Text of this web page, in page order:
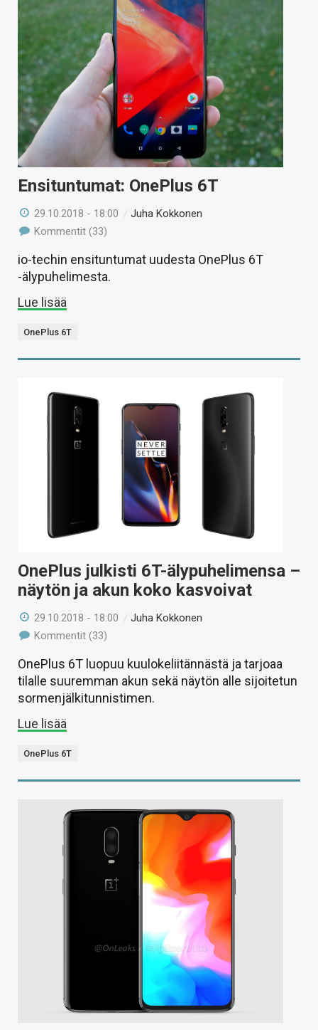
Ensituntumat: OnePlus 6T
29.10.2018 - 18:00 /Juha Kokkonen
Kommentit (33)
io-techin ensituntumat uudesta OnePlus 6T
-älypuhelimesta.
Lue lisää
OnePlus 6T
OnePlus julkisti 6T-älypuhelimensa –
näytön ja akun koko kasvoivat
29.10.2018 - 18:00 /Juha Kokkonen
Kommentit (33)
OnePlus 6T luopuu kuulokeliitännästä ja tarjoaa
tilalle suuremman akun sekä näytön alle sijoitetun
sormenjälkitunnistimen.
Lue lisää
OnePlus 6T